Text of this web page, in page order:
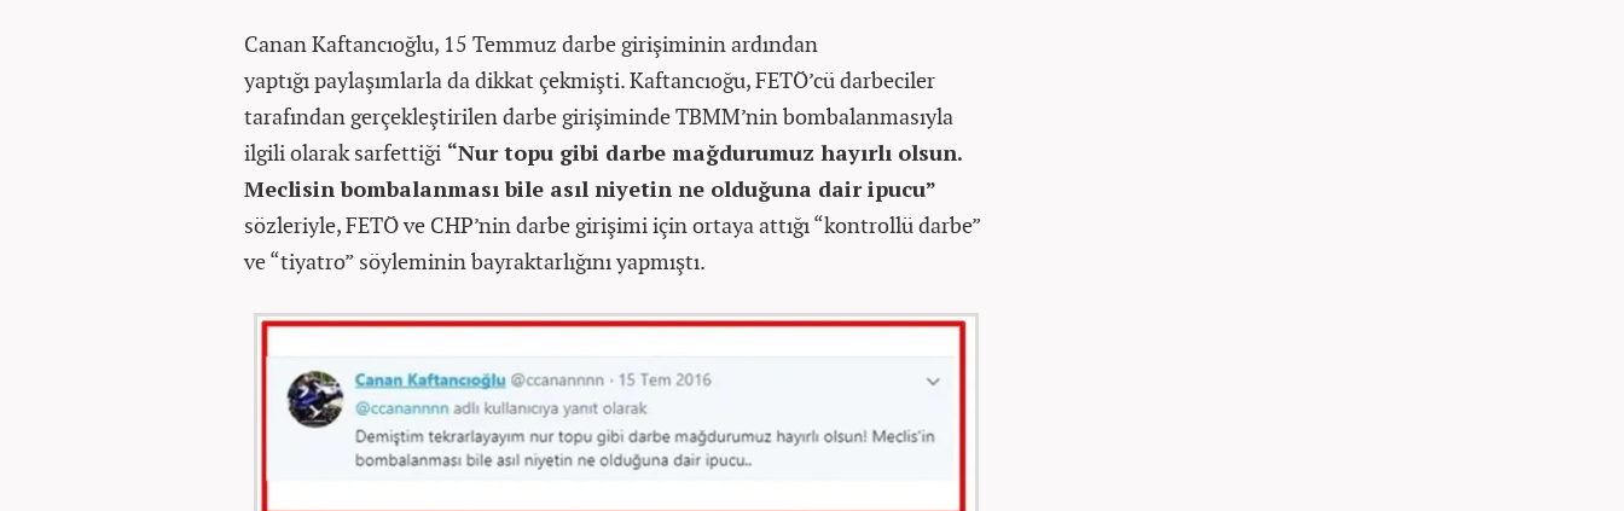
Canan Kaftancıoğlu, 15 Temmuz darbe girişiminin ardından
yaptığıpaylaşımlarla da dikkat çekmişti.Kaftancıoğu, FETÖ’cü darbeciler
tarafından gerçekleştirilen darbe girişiminde TBMM’nin bombalanmasıyla
ilgili olarak sarfettiği “Nur topu gibi darbe mağdurumuz hayırlı olsun.
Meclisin bombalanması bile asıl niyetin ne olduğuna dair ipucu”
sözleriyle, FETÖ ve CHP’nin darbe girişimi için ortaya attığı “kontrollü darbe”
ve “tiyatro” söyleminin bayraktarlığını yapmıştı.